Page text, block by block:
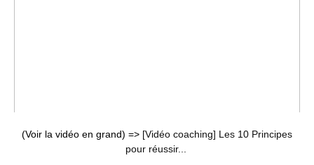
(Voir la vidéo en grand) => [Vidéo coaching] Les 10 Principes
pour réussir...